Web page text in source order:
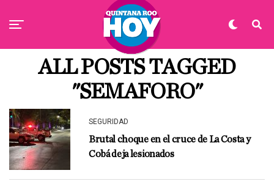
ALL POSTS TAGGED
"SEMAFORO"
SEGURIDAD
Brutal choque en el cruce de La Costa y
Cobá deja lesionados